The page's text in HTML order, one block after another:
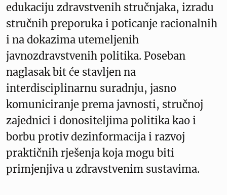
edukaciju zdravstvenih stručnjaka, izradu
stručnih preporuka i poticanje racionalnih
i na dokazima utemeljenih
javnozdravstvenih politika. Poseban
naglasak bit će stavljen na
interdisciplinarnu suradnju, jasno
komuniciranje prema javnosti, stručnoj
zajednici i donositeljima politika kao i
borbu protiv dezinformacija i razvoj
praktičnih rješenja koja mogu biti
primjenjiva u zdravstvenim sustavima.